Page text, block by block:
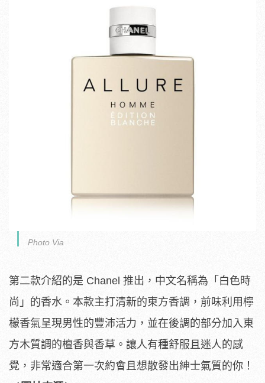
Photo Via
第二款介紹的是 Chanel 推出，中文名稱為「白色時
尚」的香水。本款主打清新的東方香調，前味利用檸
檬香氣呈現男性的豐沛活力，並在後調的部分加入東
方木質調的檀香與香草。讓人有種舒服且迷人的感
覺，非常適合第一次約會且想散發出紳士氣質的你！